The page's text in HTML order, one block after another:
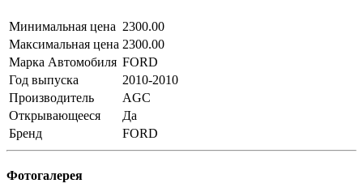
Минимальная цена 2300.00
Максимальная цена 2300.00
Марка Автомобиля FORD
Год выпуска
2010-2010
Производитель
AGC
Открывающееся
Да
Бренд
FORD
Фотогалерея